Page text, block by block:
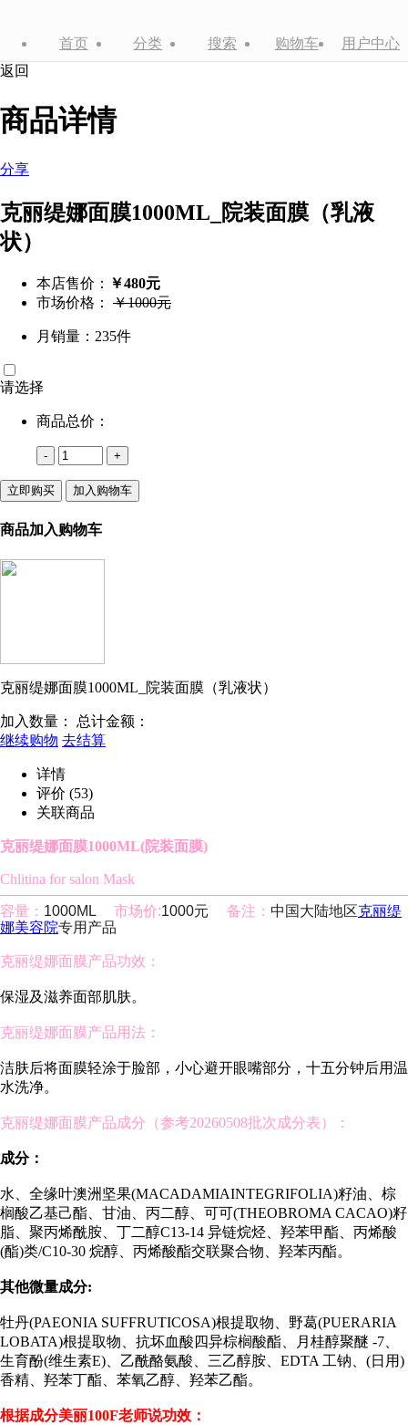
首页 分类 搜索 购物车
用户中心
返回
商品详情
分享
克丽缇娜面膜1000ML_院装面膜（乳液
状）
本店售价： ￥480元
市场价格： ￥1000元
月销量：235件
请选择
商品总价：
- +
立即购买 加入购物车
商品加入购物车
克丽缇娜面膜1000ML_院装面膜（乳液状）
加入数量： 总计金额：
继续购物 去结算
详情
评价 (53)
关联商品
克丽缇娜面膜1000ML(院装面膜)
Chlitina for salon Mask
容量： 1000ML 市场价:1000元 备注： 中国大陆地区克丽缇
娜美容院专用产品
克丽缇娜面膜产品功效：
保湿及滋养面部肌肤。
克丽缇娜面膜产品用法：
洁肤后将面膜轻涂于脸部，小心避开眼嘴部分，十五分钟后用温
水洗净。
克丽缇娜面膜产品成分（参考20260508批次成分表）：
成分：
水、全缘叶澳洲坚果(MACADAMIAINTEGRIFOLIA)籽油、棕
榈酸乙基己酯、甘油、丙二醇、可可(THEOBROMA CACAO)籽
脂、聚丙烯酰胺、丁二醇C13-14 异链烷烃、羟苯甲酯、丙烯酸
(酯)类/C10-30 烷醇、丙烯酸酯交联聚合物、羟苯丙酯。
其他微量成分:
牡丹(PAEONIA SUFFRUTICOSA)根提取物、野葛(PUERARIA
LOBATA)根提取物、抗坏血酸四异棕榈酸酯、月桂醇聚醚 -7、
生育酚(维生素E)、乙酰酪氨酸、三乙醇胺、EDTA 工钠、(日用)
香精、羟苯丁酯、苯氧乙醇、羟苯乙酯。
根据成分美丽100F老师说功效：